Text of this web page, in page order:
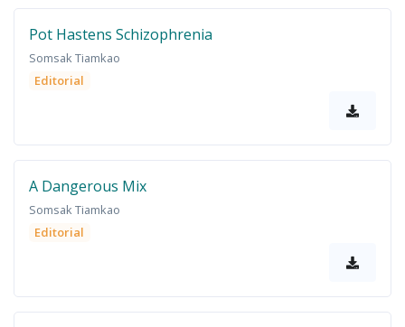
Pot Hastens Schizophrenia
Somsak Tiamkao
Editorial
A Dangerous Mix
Somsak Tiamkao
Editorial